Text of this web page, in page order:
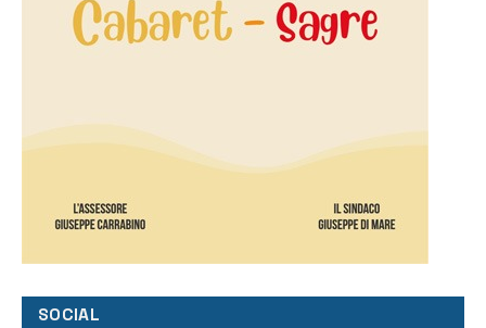
SOCIAL